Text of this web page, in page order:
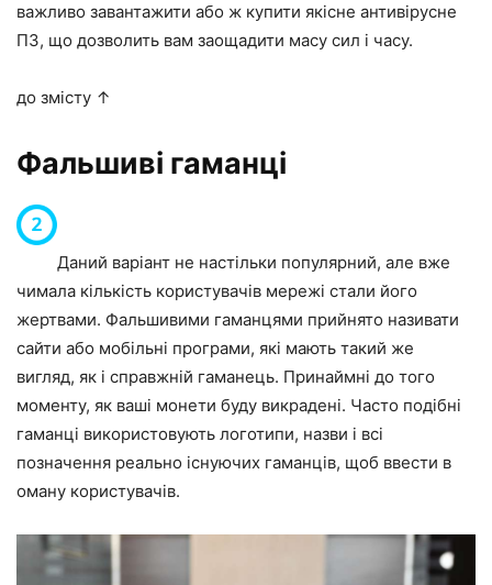
важливо завантажити або ж купити якісне антивірусне
ПЗ, що дозволить вам заощадити масу сил і часу.
до змісту ↑
Фальшиві гаманці
Даний варіант не настільки популярний, але вже
чимала кількість користувачів мережі стали його
жертвами. Фальшивими гаманцями прийнято називати
сайти або мобільні програми, які мають такий же
вигляд, як і справжній гаманець. Принаймні до того
моменту, як ваші монети буду викрадені. Часто подібні
гаманці використовують логотипи, назви і всі
позначення реально існуючих гаманців, щоб ввести в
оману користувачів.